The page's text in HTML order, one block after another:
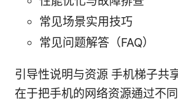
常见场景实用技巧
常见问题解答（FAQ）
引导性说明与资源 手机梯子共
在于把手机的网络资源通过不